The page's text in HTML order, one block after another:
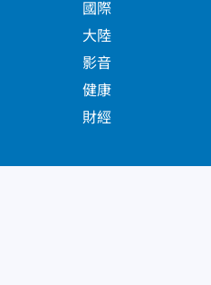
國際
大陸
影音
健康
財經